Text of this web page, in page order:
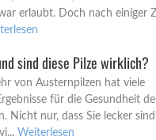
erlaubt. Doch nach einiger
sind diese Pilze wirklich?
von Austernpilzen hat viele
für die Gesundheit
Nicht nur, dass Sie lecker
Weiterlesen